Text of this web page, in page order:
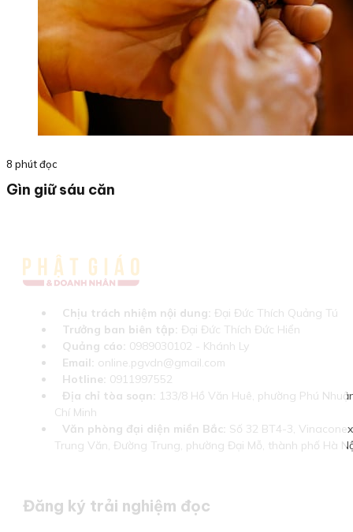
8 phút đọc
Gìn giữ sáu căn
Chịu trách nhiệm nội dung: Đại Đức Thích Quảng Tú
Trưởng ban biên tập: Đại Đức Thích Đức Hiển
Quảng cáo: 0989030102 - Khánh Ly
Email: online.pgvdn@gmail.com
Hotline: 0911997552
Địa chỉ tòa soạn: 133/8 Hồ Văn Huê, phường Phú
Chí Minh
Văn phòng đại diện miền Bắc: Số 32 BT4-3,
Trung Văn, Đường Trung, phường Đại Mỗ, thành phố Hà
Đăng ký trải nghiệm đọc